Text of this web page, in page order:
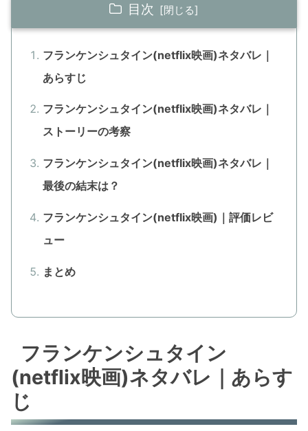
目次
フランケンシュタイン(netflix映画)ネタバレ｜
あらすじ
フランケンシュタイン(netflix映画)ネタバレ｜
ストーリーの考察
フランケンシュタイン(netflix映画)ネタバレ｜
最後の結末は？
フランケンシュタイン(netflix映画)｜評価レビ
ュー
まとめ
フランケンシュタイン
(netflix映画)ネタバレ｜あらす
じ